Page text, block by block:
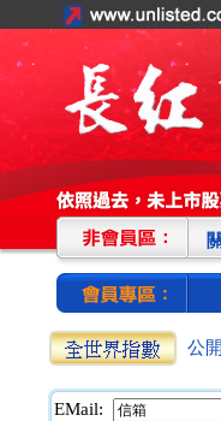
公
EMail: